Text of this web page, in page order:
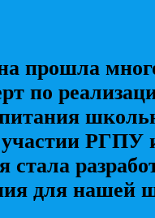
прошла
по
РГПУ
стала
для нашей